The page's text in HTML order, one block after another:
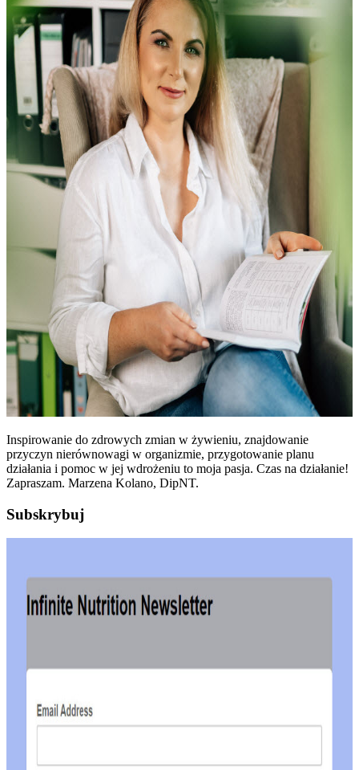
Inspirowanie do zdrowych zmian w żywieniu, znajdowanie
przyczyn nierównowagi w organizmie, przygotowanie planu
działania i pomoc w jej wdrożeniu to moja pasja. Czas na działanie!
Zapraszam. Marzena Kolano, DipNT.
Subskrybuj